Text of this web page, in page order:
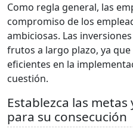
Como regla general, las
compromiso de los
ambiciosas. Las
frutos a largo plazo, ya
eficientes en la
cuestión.
Establezca las
para su consecución